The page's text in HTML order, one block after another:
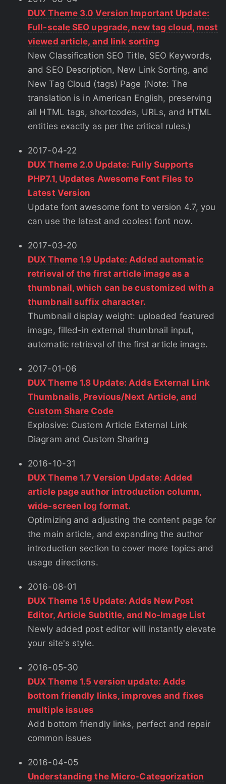
DUX Theme 3.0 Version Important Update:
Full-scale SEO upgrade, new tag cloud, most
viewed article, and link sorting
New Classification SEO Title, SEO Keywords,
and SEO Description, New Link Sorting, and
New Tag Cloud (tags) Page (Note: The
translation is in American English, preserving
all HTML tags, shortcodes, URLs, and HTML
entities exactly as per the critical rules.)
2017-04-22
DUX Theme 2.0 Update: Fully Supports
PHP7.1, Updates Awesome Font Files to
Latest Version
Update font awesome font to version 4.7, you
can use the latest and coolest font now.
2017-03-20
DUX Theme 1.9 Update: Added automatic
retrieval of the first article image as a
thumbnail, which can be customized with a
thumbnail suffix character.
Thumbnail display weight: uploaded featured
image, filled-in external thumbnail input,
automatic retrieval of the first article image.
2017-01-06
DUX Theme 1.8 Update: Adds External Link
Thumbnails, Previous/Next Article, and
Custom Share Code
Explosive: Custom Article External Link
Diagram and Custom Sharing
2016-10-31
DUX Theme 1.7 Version Update: Added
article page author introduction column,
wide-screen log format.
Optimizing and adjusting the content page for
the main article, and expanding the author
introduction section to cover more topics and
usage directions.
2016-08-01
DUX Theme 1.6 Update: Adds New Post
Editor, Article Subtitle, and No-Image List
Newly added post editor will instantly elevate
your site's style.
2016-05-30
DUX Theme 1.5 version update: Adds
bottom friendly links, improves and fixes
multiple issues
Add bottom friendly links, perfect and repair
common issues
2016-04-05
Understanding the Micro-Categorization